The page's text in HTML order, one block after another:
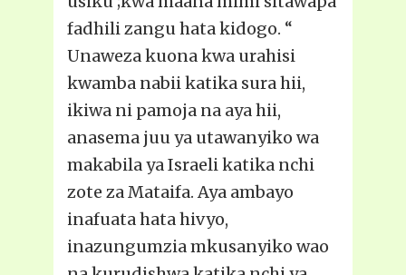
fadhili zangu hata kidogo. “
Unaweza kuona kwa urahisi
kwamba nabii katika sura hii,
ikiwa ni pamoja na aya hii,
anasema juu ya utawanyiko wa
makabila ya Israeli katika nchi
zote za Mataifa. Aya ambayo
inafuata hata hivyo,
inazungumzia mkusanyiko wao